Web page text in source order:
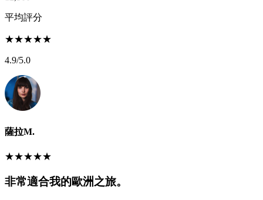
平均評分
★★★★★
4.9/5.0
薩拉M.
★★★★★
非常適合我的歐洲之旅。